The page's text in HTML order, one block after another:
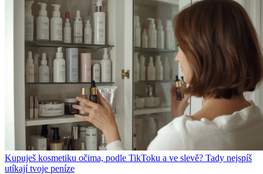
Kupuješ kosmetiku očima, podle TikToku a ve slevě? Tady nejspíš
utíkají tvoje peníze